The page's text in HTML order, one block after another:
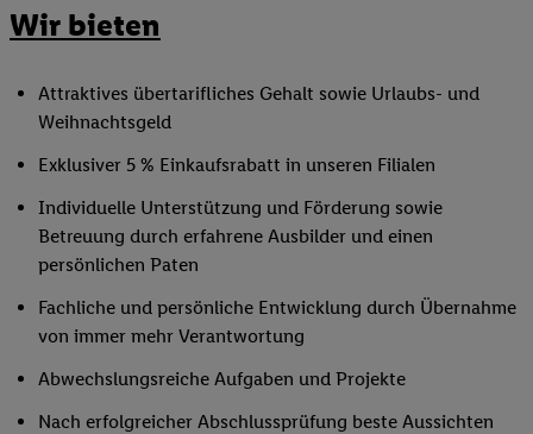
Wir bieten
Attraktives übertarifliches Gehalt sowie Urlaubs- und
Weihnachtsgeld
Exklusiver 5 % Einkaufsrabatt in unseren Filialen
Individuelle Unterstützung und Förderung sowie
Betreuung durch erfahrene Ausbilder und einen
persönlichen Paten
Fachliche und persönliche Entwicklung durch Übernahme
von immer mehr Verantwortung
Abwechslungsreiche Aufgaben und Projekte
Nach erfolgreicher Abschlussprüfung beste Aussichten